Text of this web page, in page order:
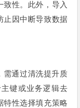
致性。此外，导入
止因中断导致数据
需通过清洗提升质
键或业务逻辑去
特性选择填充策略